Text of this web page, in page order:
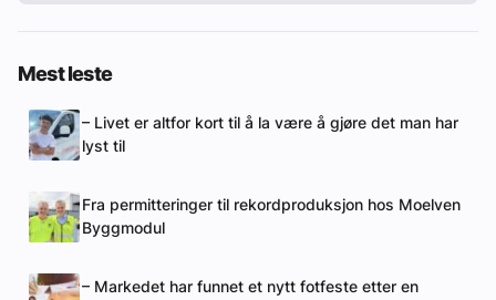
Mest leste
– Livet er altfor kort til å la være å gjøre det man har
lyst til
Fra permitteringer til rekordproduksjon hos Moelven
Byggmodul
– Markedet har funnet et nytt fotfeste etter en